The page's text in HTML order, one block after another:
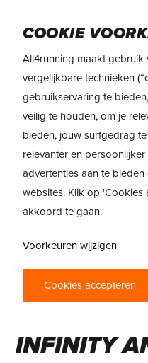
main
content
PRODUCTREVIEW
NIKE
INFINITY
COOKIE
All4running maakt
vergelijkbare technieken
gebruikservaring te
veilig te houden, om je
bieden, jouw surfgedrag
relevanter en
advertenties aan te
websites. Klik op 'Cookies
akkoord te gaan.
Voorkeuren wijzigen
Cookies accepteren